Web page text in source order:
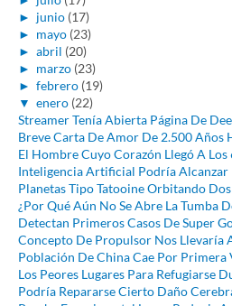
► junio (17)
► mayo (23)
► abril (20)
► marzo (23)
► febrero (19)
▼ enero (22)
Streamer Tenía Abierta Página De
Breve Carta De Amor De 2.500 Años
El Hombre Cuyo Corazón Llegó A Los
Inteligencia Artificial Podría Alcanzar
Planetas Tipo Tatooine Orbitando
¿Por Qué Aún No Se Abre La Tumba
Detectan Primeros Casos De Super
Concepto De Propulsor Nos Llevaría
Población De China Cae Por Primera
Los Peores Lugares Para Refugiarse
Podría Repararse Cierto Daño